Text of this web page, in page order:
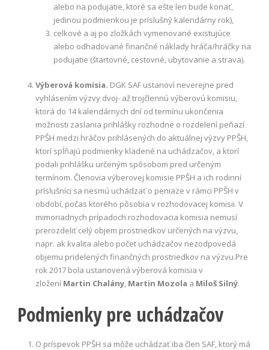
alebo na podujatie, ktoré sa ešte len bude konať,
jedinou podmienkou je príslušný kalendárny rok),
celkové a aj po zložkách vymenované existujúce
alebo odhadované finančné náklady hráča/hráčky na
podujatie (štartovné, cestovné, ubytovanie a strava).
Výberová komisia. DGK SAF ustanoví neverejne pred
vyhlásením výzvy dvoj- až trojčlennú výberovú komisiu,
ktorá do 14 kalendárnych dní od termínu ukončenia
možnosti zaslania prihlášky rozhodne o rozdelení peňazí
PPŠH medzi hráčov prihlásených do aktuálnej výzvy PPŠH,
ktorí spĺňajú podmienky kladené na uchádzačov, a ktorí
podali prihlášku určeným spôsobom pred určeným
termínom. Členovia výberovej komisie PPŠH a ich rodinní
príslušníci sa nesmú uchádzať o peniaze v rámci PPŠH v
období, počas ktorého pôsobia v rozhodovacej komisii. V
mimoriadnych prípadoch rozhodovacia komisia nemusí
prerozdeliť celý objem prostriedkov určených na výzvu,
napr. ak kvalita alebo počet uchádzačov nezodpovedá
objemu pridelených finančných prostriedkov na výzvu.Pre
rok 2017 bola ustanovená výberová komisia v
zložení Martin Chalány, Martin Mozola a Miloš Silný.
Podmienky pre uchádzačov
O príspevok PPŠH sa môže uchádzať iba člen SAF, ktorý má